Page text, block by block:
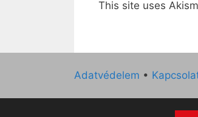
This site uses
Adatvédelem •